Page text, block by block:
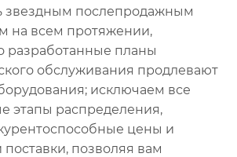
звездным послепродажным
на всем протяжении,
разработанные планы
обслуживания продлевают
исключаем все
этапы распределения,
цены и
позволяя вам